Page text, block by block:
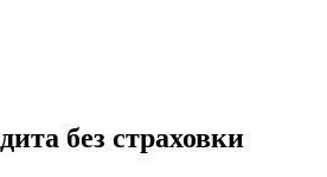
без страховки